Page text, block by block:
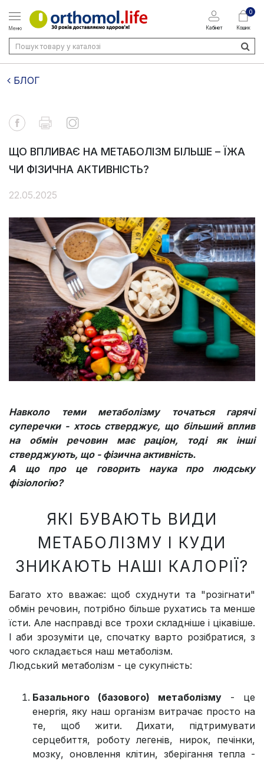
Меню Кабінет
0
Кошик
БЛОГ
ЩО ВПЛИВАЄ НА МЕТАБОЛІЗМ БІЛЬШЕ – ЇЖА
ЧИ ФІЗИЧНА АКТИВНІСТЬ?
22.05.2025
Навколо теми метаболізму точаться гарячі
суперечки - хтось стверджує, що більший вплив
на обмін речовин має раціон, тоді як інші
стверджують, що - фізична активність.
А що про це говорить наука про людську
фізіологію?
ЯКІ БУВАЮТЬ ВИДИ
МЕТАБОЛІЗМУ І КУДИ
ЗНИКАЮТЬ НАШІ КАЛОРІЇ?
Багато хто вважає: щоб схуднути та "розігнати"
обмін речовин, потрібно більше рухатись та менше
їсти. Але насправді все трохи складніше і цікавіше.
І аби зрозуміти це, спочатку варто розібратися, з
чого складається наш метаболізм.
Людський метаболізм - це сукупність:
Базального (базового) метаболізму - це
енергія, яку наш організм витрачає просто на
те, щоб жити. Дихати, підтримувати
серцебиття, роботу легенів, нирок, печінки,
мозку, оновлення клітин, зберігання тепла -